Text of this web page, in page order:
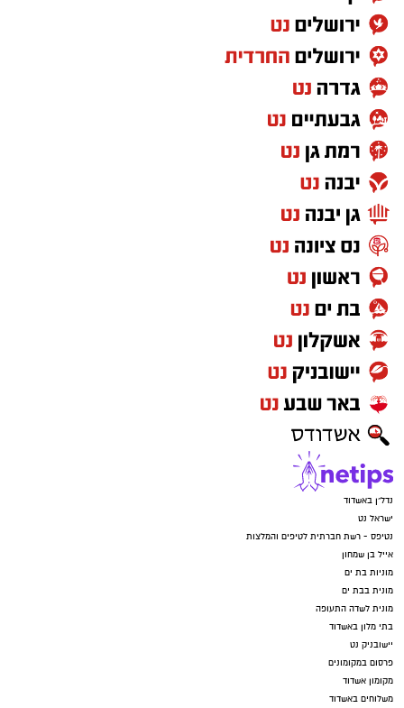
נדל"ן באשדוד
ישראל נט
נטיפס - רשת חברתית לטיפים והמלצות
אייל בן שמחון
מוניות בת ים
מונית בבת ים
מונית לשדה התעופה
בתי מלון באשדוד
יישובניק נט
פרסום במקומונים
מקומון אשדוד
משלוחים באשדוד